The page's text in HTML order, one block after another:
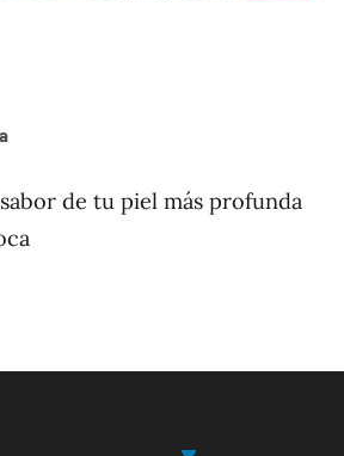
2023
de tu piel más profunda